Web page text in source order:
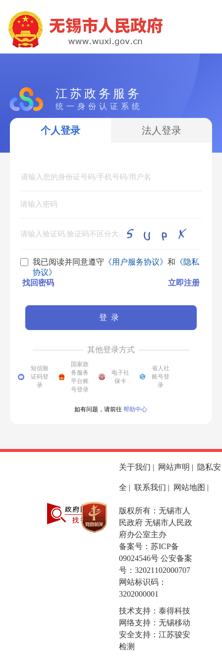
江苏政务服务
统一身份认证系统
个人登录 法人登录
我已阅读并同意遵守 《用户服务协议》 和 《隐私
协议》
找回密码
立即注册
登录
其他登录方式
短信验
证码登
录
国家政
务服务
平台账
号登录
电子社
保卡
省人社
账号登
录
如有问题，请前往 帮助中心
关于我们 | 网站声明 | 隐私安
全 | 联系我们 | 网站地图 |
版权所有：无锡市人
民政府 无锡市人民政
府办公室主办
备案号： 苏ICP备
09024546号 公安备案
号：32021102000707
网站标识码：
3202000001
技术支持：泰得科技
网络支持：无锡移动
安全支持：江苏骏安
检测